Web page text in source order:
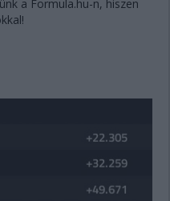
a Formula.hu-n, hiszen